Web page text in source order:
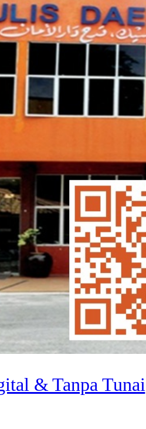
& Tanpa Tunai